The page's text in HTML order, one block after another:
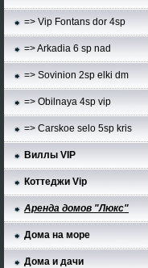
=> Vip Fontans dor 4sp
=> Arkadia 6 sp nad
=> Sovinion 2sp elki dm
=> Obilnaya 4sp vip
=> Carskoe selo 5sp kris
Виллы VIP
Коттеджи Vip
Аренда домов "Люкс"
Дома на море
Дома и дачи